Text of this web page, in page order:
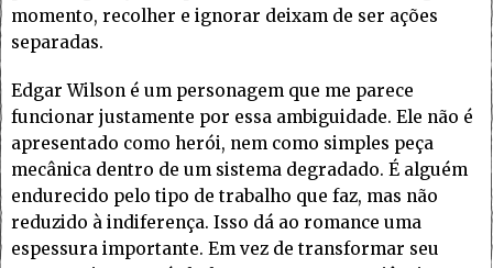
momento, recolher e ignorar deixam de ser ações
separadas.
Edgar Wilson é um personagem que me parece
funcionar justamente por essa ambiguidade. Ele não é
apresentado como herói, nem como simples peça
mecânica dentro de um sistema degradado. É alguém
endurecido pelo tipo de trabalho que faz, mas não
reduzido à indiferença. Isso dá ao romance uma
espessura importante. Em vez de transformar seu